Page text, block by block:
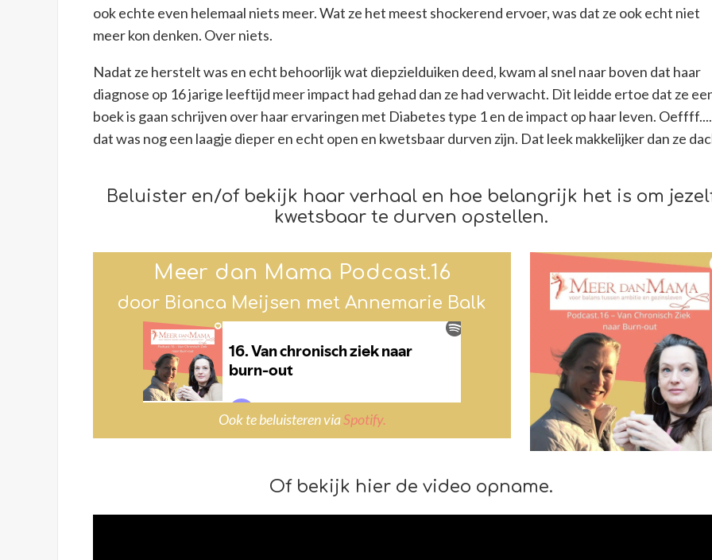
ook echte even helemaal niets meer. Wat ze het meest shockerend ervoer, was dat ze ook echt niet
meer kon denken. Over niets.
Nadat ze herstelt was en echt behoorlijk wat diepzielduiken deed, kwam al snel naar boven dat haar
diagnose op 16 jarige leeftijd meer impact had gehad dan ze had verwacht. Dit leidde ertoe dat ze
boek is gaan schrijven over haar ervaringen met Diabetes type 1 en de impact op haar leven. Oeffff....
dat was nog een laagje dieper en echt open en kwetsbaar durven zijn. Dat leek makkelijker dan ze
Beluister en/of bekijk haar verhaal en hoe belangrijk het is om
kwetsbaar te durven opstellen.
Meer dan Mama Podcast.16
door Bianca Meijsen met Annemarie Balk
Ook te beluisteren viaSpotify.
Of bekijk hier de video opname.